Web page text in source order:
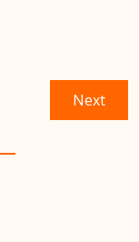
NextNext
post: